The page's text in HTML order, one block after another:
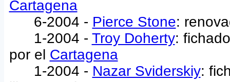
Cartagena
6-2004 - Pierce Stone:
1-2004 - Troy Doherty:
por el Cartagena
1-2004 - Nazar Sviderskiy: